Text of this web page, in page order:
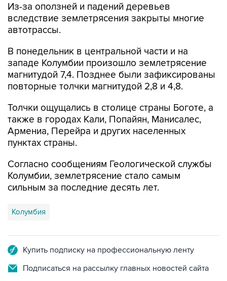
Из-за оползней и падений деревьев
вследствие землетрясения закрыты многие
автотрассы.
В понедельник в центральной части и на
западе Колумбии произошло землетрясение
магнитудой 7,4. Позднее были зафиксированы
повторные толчки магнитудой 2,8 и 4,8.
Толчки ощущались в столице страны Боготе, а
также в городах Кали, Попайян, Манисалес,
Армениа, Перейра и других населенных
пунктах страны.
Согласно сообщениям Геологической службы
Колумбии, землетрясение стало самым
сильным за последние десять лет.
Колумбия
Купить подписку на профессиональную ленту
Подписаться на рассылку главных новостей сайта